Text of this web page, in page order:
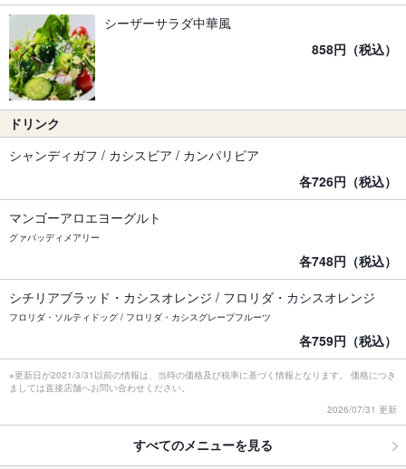
シーザーサラダ中華風
858円（税込）
ドリンク
シャンディガフ / カシスビア / カンパリビア
各726円（税込）
マンゴーアロエヨーグルト
グァバッディメアリー
各748円（税込）
シチリアブラッド・カシスオレンジ / フロリダ・カシスオレンジ
フロリダ・ソルティドッグ / フロリダ・カシスグレープフルーツ
各759円（税込）
※更新日が2021/3/31以前の情報は、当時の価格及び税率に基づく情報となります。 価格につき
ましては直接店舗へお問い合わせください。
2026/07/31 更新
すべてのメニューを見る